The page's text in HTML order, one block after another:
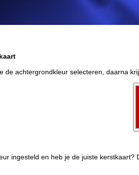
de achtergrondkleur selecteren, daarna
ingesteld en heb je de juiste kerstkaart?